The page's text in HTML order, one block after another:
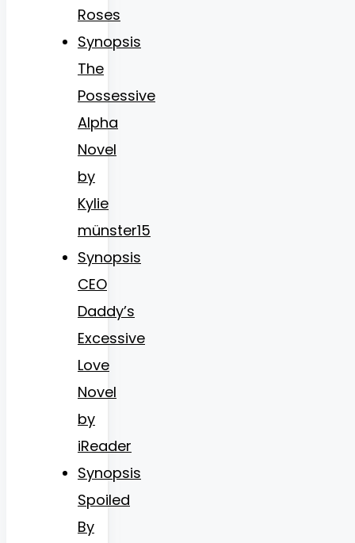
Roses
Synopsis
The
Possessive
Alpha
Novel
by
Kylie
münster15
Synopsis
CEO
Daddy’s
Excessive
Love
Novel
by
iReader
Synopsis
Spoiled
By